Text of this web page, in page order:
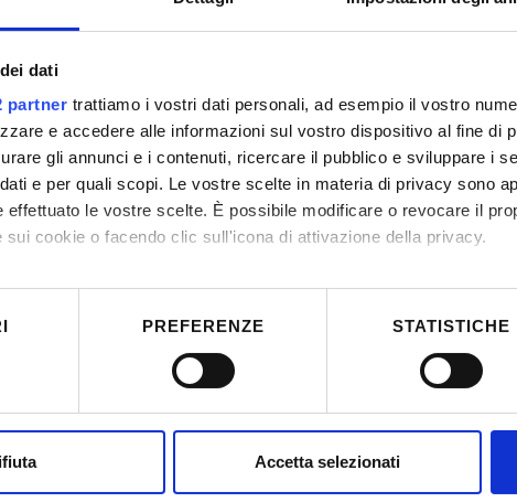
dati
partner trattiamo i vostri dati personali, ad esempio il vostro
e accedere alle informazioni sul vostro dispositivo al fine di
gli annunci e i contenuti, ricercare il pubblico e sviluppare i
e per quali scopi. Le vostre scelte in materia di privacy sono
effettuato le vostre scelte. È possibile modificare o revocare il
sui cookie o facendo clic sull'icona di attivazione della privacy.
vorremmo anche:
sulla tua posizione geografica, con un'approssimazione
vengono elaborati i tuoi dati personali e imposta le tue preferenze
per personalizzare contenuti ed annunci, per fornire funzionalità
PREFERENZE STATISTICHE
Accetta selezionati
bodies
TA Commissione AQ Corso di Laurea Magistrale a ciclo